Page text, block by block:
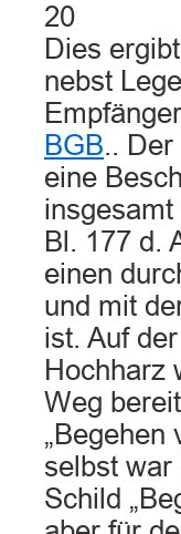
20
Dies
nebst
BGB..
eine
Bl. 177 d.
einen
und mit
ist. Auf
Hochharz
Weg
„Begehen
selbst war
Schild